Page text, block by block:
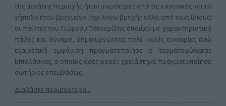
της μεγάλης περιοχής ήταν μικρότερες από τις κανονικές και το
γήπεδο ήταν βρεγμένο (όχι λόγω βροχής αλλά από τους ίδιους)
οι παίκτες του Γιώργου Τσεκερίδης έπαιξαν με χαρακτηριστικό
πάθος και δύναμη, δημιουργώντας πολύ καλές ευκαιρίες ενώ
εξαιρετική εμφάνιση πραγματοποίησε ο τερματοφύλακας
Μπαλάσκας, ο οποίος όσες φορές χρειάστηκε πραγματοποίησε
σωτήριες επεμβάσεις.
Διαβάστε περισσότερα...